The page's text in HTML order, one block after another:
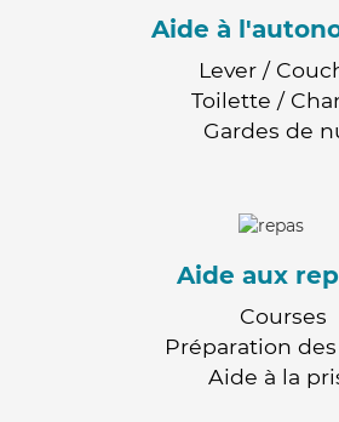
Aide à
Lever /
Toilette /
Gardes de
Aide aux
Courses
Préparation
Aide à la